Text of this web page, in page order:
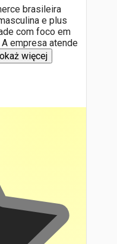
brasileira
e plus
com foco em
empresa atende
więcej